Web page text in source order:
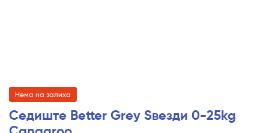
Нема на залиха
Седиште Better Grey Ѕвезди 0-25kg